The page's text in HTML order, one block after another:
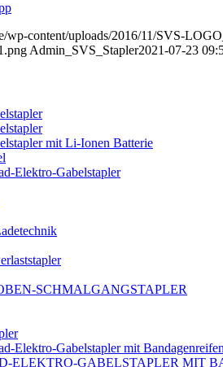
wp-content/uploads/2016/11/SVS-
Admin_SVS_Stapler2021-07-23
mit Li-Ionen Batterie
Elektro-Gabelstapler
SCHMALGANGSTAPLER
Elektro-Gabelstapler mit Bandagenreifen
ELEKTRO-GABELSTAPLER MIT